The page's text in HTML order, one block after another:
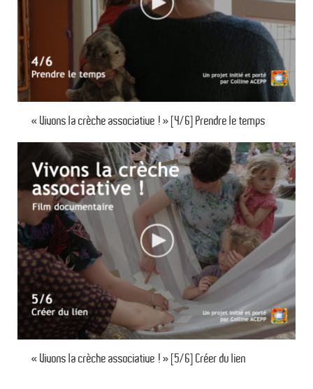
« Vivons la crèche associative ! » [4/6] Prendre le temps
« Vivons la crèche associative ! » [5/6] Créer du lien